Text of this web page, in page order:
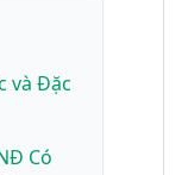
và Đặc
Có